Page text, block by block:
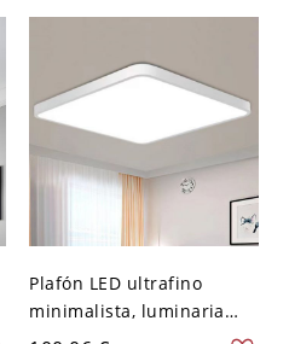
Blanco Negro
Plafón LED ultrafino
minimalista, luminaria
con 3 colores